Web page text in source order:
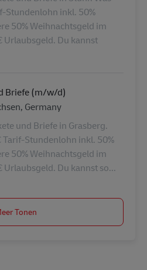
Stundenlohn inkl. 50%
50% Weihnachtsgeld im
Urlaubsgeld. Du kannst
Briefe (m/w/d)
Germany
und Briefe in Grasberg.
Tarif-Stundenlohn inkl. 50%
50% Weihnachtsgeld im
Urlaubsgeld. Du kannst so...
Tonen